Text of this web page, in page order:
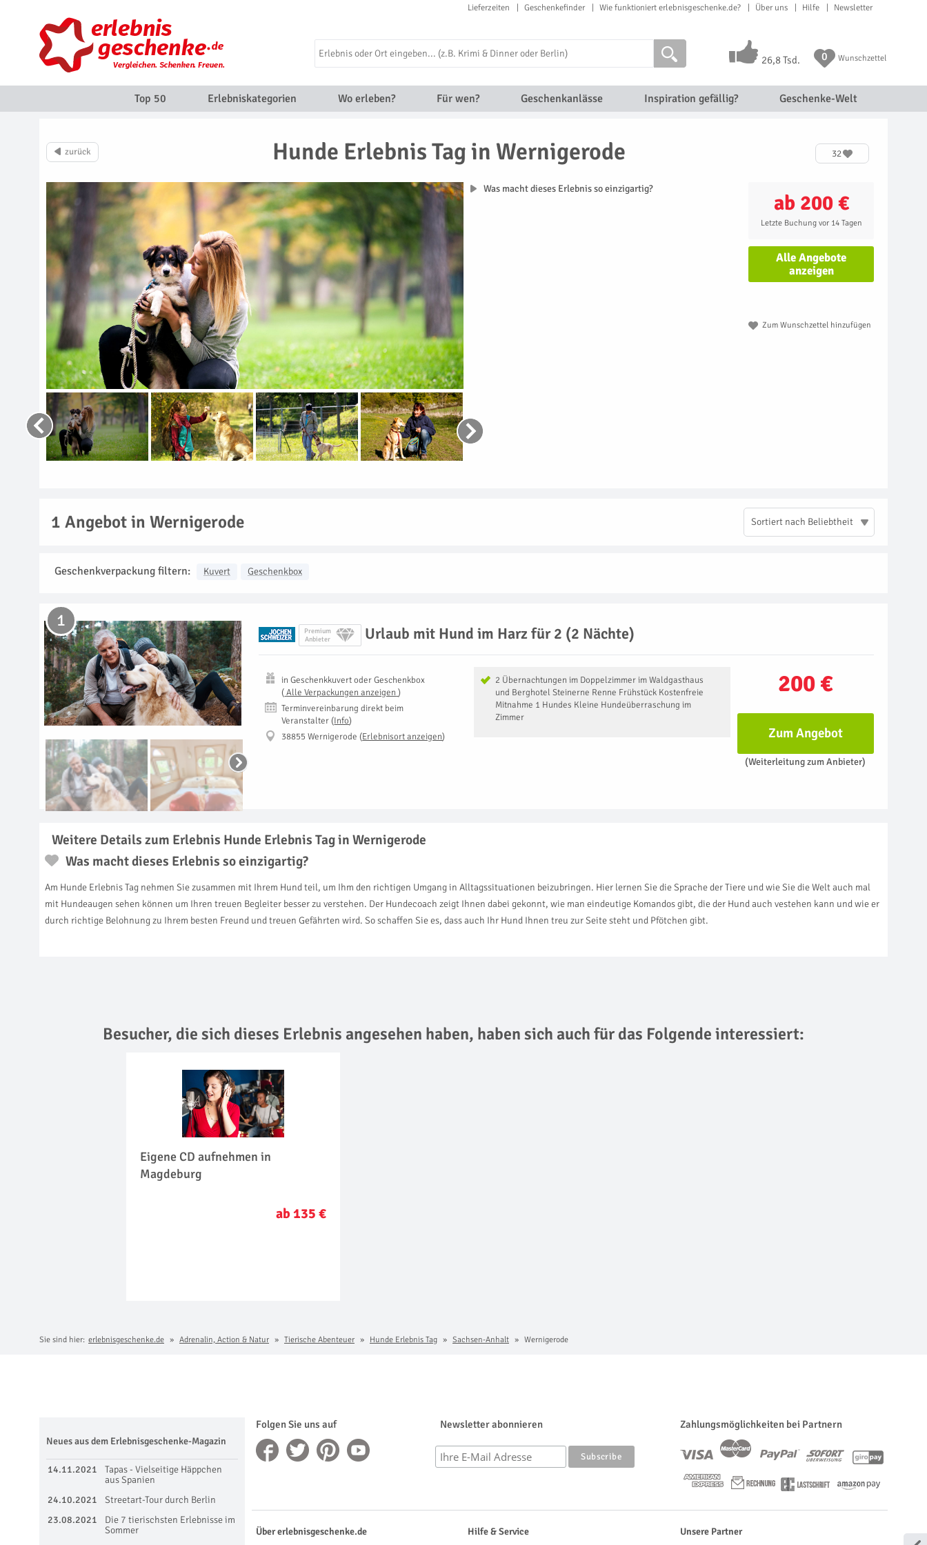
Lieferzeiten Geschenkefinder Wie funktioniert erlebnisgeschenke.de? Über uns Hilfe Newsletter
26,8 Tsd. 0 Wunschzettel
Top 50 Erlebniskategorien Wo erleben? Für wen? Geschenkanlässe Inspiration gefällig? Geschenke-Welt
Hunde Erlebnis Tag in Wernigerode 32
ab 200 €
Letzte Buchung vor 14 Tagen
Alle Angebote
anzeigen
Zum Wunschzettel hinzufügen
Was macht dieses Erlebnis so einzigartig?
1 Angebot in Wernigerode Sortiert nach Beliebtheit
Geschenkverpackung filtern: Kuvert Geschenkbox
Premium
Anbieter
Urlaub mit Hund im Harz für 2 (2 Nächte)
1
200 €
2 Übernachtungen im Doppelzimmer im Waldgasthaus
und Berghotel Steinerne Renne Frühstück Kostenfreie
Mitnahme 1 Hundes Kleine Hundeüberraschung im
Zimmer
inGeschenkkuvert oder Geschenkbox
( Alle Verpackungen anzeigen )
Terminvereinbarung direkt beim
Veranstalter (Info)
38855 Wernigerode (Erlebnisort anzeigen) Zum Angebot
(Weiterleitung zum Anbieter)
Weitere Details zum Erlebnis Hunde Erlebnis Tag in Wernigerode
Was macht dieses Erlebnis so einzigartig?
Am Hunde Erlebnis Tag nehmen Sie zusammen mit Ihrem Hund teil, um Ihm den richtigen Umgang in Alltagssituationen beizubringen. Hier lernen Sie die Sprache der Tiere und wie Sie die Welt auch mal
mit Hundeaugen sehen können um Ihren treuen Begleiter besser zu verstehen. Der Hundecoach zeigt Ihnen dabei gekonnt, wie man eindeutige Komandos gibt, die der Hund auch vestehen kann und wie er
durch richtige Belohnung zu Ihrem besten Freund und treuen Gefährten wird. So schaffen Sie es, dass auch Ihr Hund Ihnen treu zur Seite steht und Pfötchen gibt.
Besucher, die sich dieses Erlebnis angesehen haben, haben sich auch für das Folgende interessiert:
Eigene CD aufnehmen in
Magdeburg
ab 135 €
Sie sind hier: erlebnisgeschenke.de Adrenalin, Action & Natur Tierische Abenteuer Hunde Erlebnis Tag Sachsen-Anhalt Wernigerode
Folgen Sie uns auf Newsletter abonnieren Zahlungsmöglichkeiten bei Partnern
Neues aus dem Erlebnisgeschenke-Magazin
14.11.2021
Tapas - Vielseitige Häppchen
aus Spanien
24.10.2021
Streetart-Tour durch Berlin
23.08.2021
Die 7 tierischsten Erlebnisse im
Sommer
Über erlebnisgeschenke.de Hilfe & Service Unsere Partner